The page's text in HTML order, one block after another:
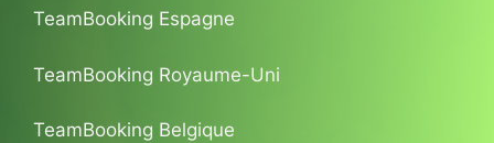
TeamBooking Espagne
TeamBooking Royaume-Uni
TeamBooking Belgique